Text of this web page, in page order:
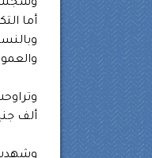
أما التكييفات
ألف